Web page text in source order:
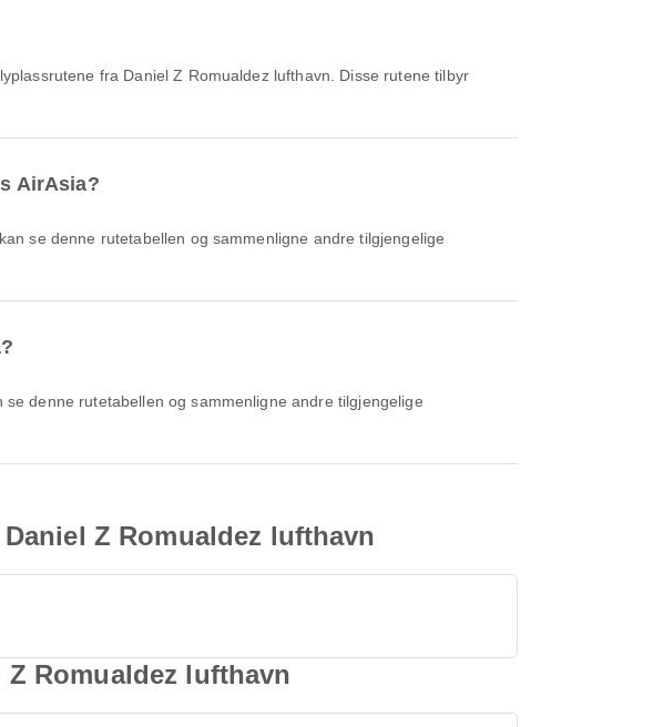
fra Daniel Z Romualdez lufthavn. Disse rutene tilbyr
AirAsia?
Z Romualdez lufthavn
Romualdez lufthavn